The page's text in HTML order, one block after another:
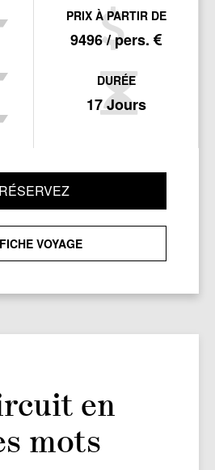
PRIX À PARTIR DE
9496 / pers.
DURÉE
17 Jours
RÉSERVEZ
FICHE VOYAGE
en
mots